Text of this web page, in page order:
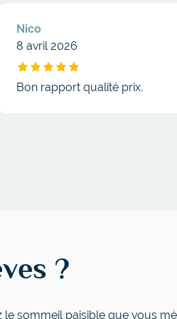
Nico
8 avril 2026
Drap housse coton lavé
Bon rapport qualité prix.
?
sommeil paisible que vous